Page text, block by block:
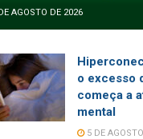
AGOSTO DE 2026
o excesso
começa a
mental
5 DE